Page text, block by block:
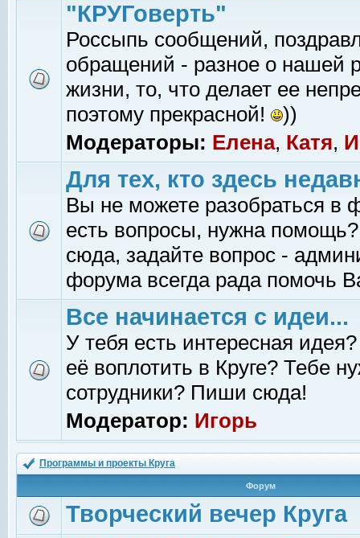
"КРУГоверть"
Россыпь сообщений,
обращений - разное о нашей
жизни, то, что делает ее
поэтому прекрасной!
))
Модераторы: Елена, Катя,
Для тех, кто здесь
Вы не можете разобраться в
есть вопросы, нужна помощь?
сюда, задайте вопрос -
форума всегда рада помочь
Все начинается с идеи...
У тебя есть интересная
её воплотить в Круге? Тебе
сотрудники? Пиши сюда!
Модератор: Игорь
Программы и проекты Круга
Форум
Творческий вечер Круга